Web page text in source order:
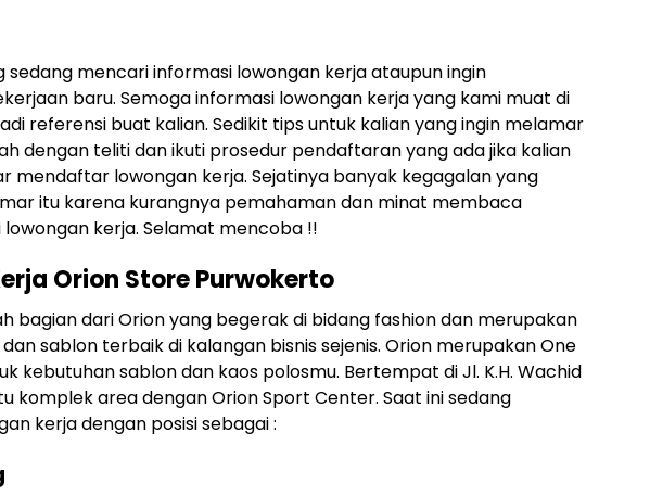
sedang mencari informasi lowongan kerja ataupun ingin
baru. Semoga informasi lowongan kerja yang kami muat di
referensi buat kalian. Sedikit tips untuk kalian yang ingin melamar
dengan teliti dan ikuti prosedur pendaftaran yang ada jika kalian
mendaftar lowongan kerja. Sejatinya banyak kegagalan yang
itu karena kurangnya pemahaman dan minat membaca
kerja. Selamat mencoba !!
Orion Store Purwokerto
bagian dari Orion yang begerak di bidang fashion dan merupakan
sablon terbaik di kalangan bisnis sejenis. Orion merupakan One
kebutuhan sablon dan kaos polosmu. Bertempat di Jl. K.H. Wachid
komplek area dengan Orion Sport Center. Saat ini sedang
kerja dengan posisi sebagai :